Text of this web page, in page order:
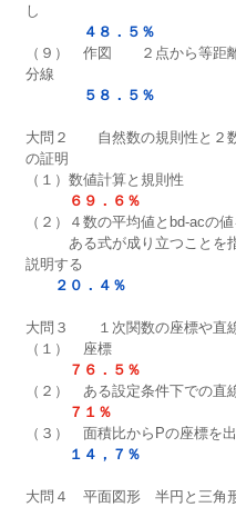
し
４８．５％
（９）　作図　　２点から等距
分線
５８．５％
大問２　　自然数の規則性と２
の証明
（１）数値計算と規則性
６９．６％
（２）４数の平均値とbd-acの
ある式が成り立つことを指
説明する
２０．４％
大問３　　１次関数の座標や直
（１）　座標
７６．５％
（２）　ある設定条件下での直
７１％
（３）　面積比からPの座標
１４，７％
大問４　平面図形　半円と三角